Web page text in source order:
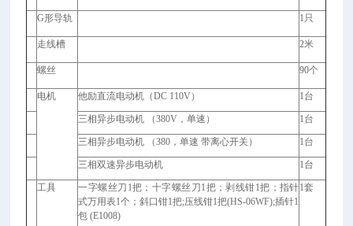
G形导轨 1只
走线槽 2米
螺丝 90个
电机 他励直流电动机（DC 110V） 1台
三相异步电动机 （380V，单速） 1台
三相异步电动机 （380，单速 带离心开关） 1台
三相双速异步电动机 1台
工具
一字螺丝刀1把；十字螺丝刀1把；剥线钳1把；指针
式万用表1个；斜口钳1把;压线钳1把(HS-06WF);插针1
包 (E1008)
1套